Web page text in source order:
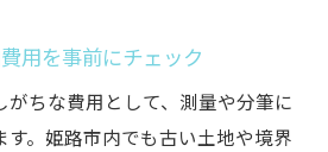
用を事前にチェック
がちな費用として、測量や分筆に
す。姫路市内でも古い土地や境界